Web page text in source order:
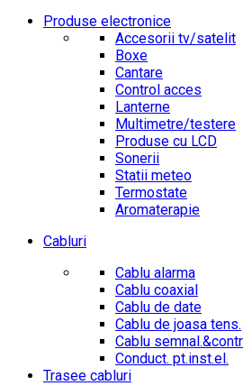
Produse electronice
Accesorii tv/satelit
Boxe
Cantare
Control acces
Lanterne
Multimetre/testere
Produse cu LCD
Sonerii
Statii meteo
Termostate
Aromaterapie
Cabluri
Cablu alarma
Cablu coaxial
Cablu de date
Cablu de joasa tens.
Cablu semnal.&contr.
Conduct. pt.inst.el.
Trasee cabluri